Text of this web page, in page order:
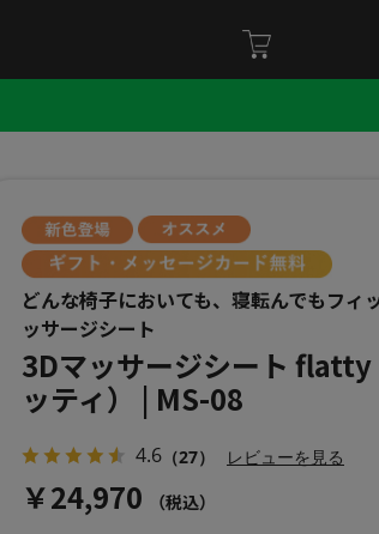
どんな椅子においても、寝転んでもフィ
ッサージシート
3Dマッサージシート flatty
ッティ） | MS-08
4.6 （27） レビューを見る
￥24,970 （税込）